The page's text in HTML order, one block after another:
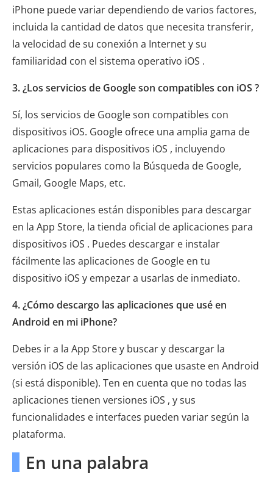
iPhone puede variar dependiendo de varios factores,
incluida la cantidad de datos que necesita transferir,
la velocidad de su conexión a Internet y su
familiaridad con el sistema operativo iOS .
3. ¿Los servicios de Google son compatibles con iOS ?
Sí, los servicios de Google son compatibles con
dispositivos iOS. Google ofrece una amplia gama de
aplicaciones para dispositivos iOS , incluyendo
servicios populares como la Búsqueda de Google,
Gmail, Google Maps, etc.
Estas aplicaciones están disponibles para descargar
en la App Store, la tienda oficial de aplicaciones para
dispositivos iOS . Puedes descargar e instalar
fácilmente las aplicaciones de Google en tu
dispositivo iOS y empezar a usarlas de inmediato.
4. ¿Cómo descargo las aplicaciones que usé en
Android en mi iPhone?
Debes ir a la App Store y buscar y descargar la
versión iOS de las aplicaciones que usaste en Android
(si está disponible). Ten en cuenta que no todas las
aplicaciones tienen versiones iOS , y sus
funcionalidades e interfaces pueden variar según la
plataforma.
En una palabra